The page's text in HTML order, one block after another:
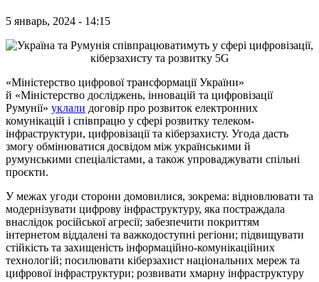
5 январь, 2024 - 14:15
«Міністерство цифрової трансформації України»
й «Міністерство досліджень, інновацій та цифровізації
Румунії» уклали договір про розвиток електронних
комунікацій і співпрацю у сфері розвитку телеком-
інфраструктури, цифровізації та кіберзахисту. Угода дасть
змогу обмінюватися досвідом між українськими й
румунськими спеціалістами, а також упроваджувати спільні
проєкти.
У межах угоди сторони домовилися, зокрема: відновлювати та
модернізувати цифрову інфраструктуру, яка постраждала
внаслідок російської агресії; забезпечити покриттям
інтернетом віддалені та важкодоступні регіони; підвищувати
стійкість та захищеність інформаційно-комунікаційних
технологій; посилювати кіберзахист національних мереж та
цифрової інфраструктури; розвивати хмарну інфраструктуру